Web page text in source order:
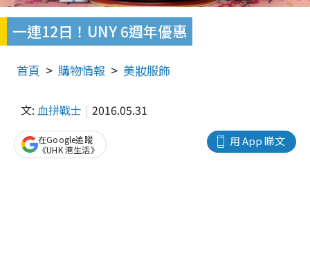
一連12日！UNY 6週年優惠
首頁 購物情報 美妝服飾
文: 血拼戰士 2016.05.31
用 App 睇文
在Google追蹤
《UHK 港生活》